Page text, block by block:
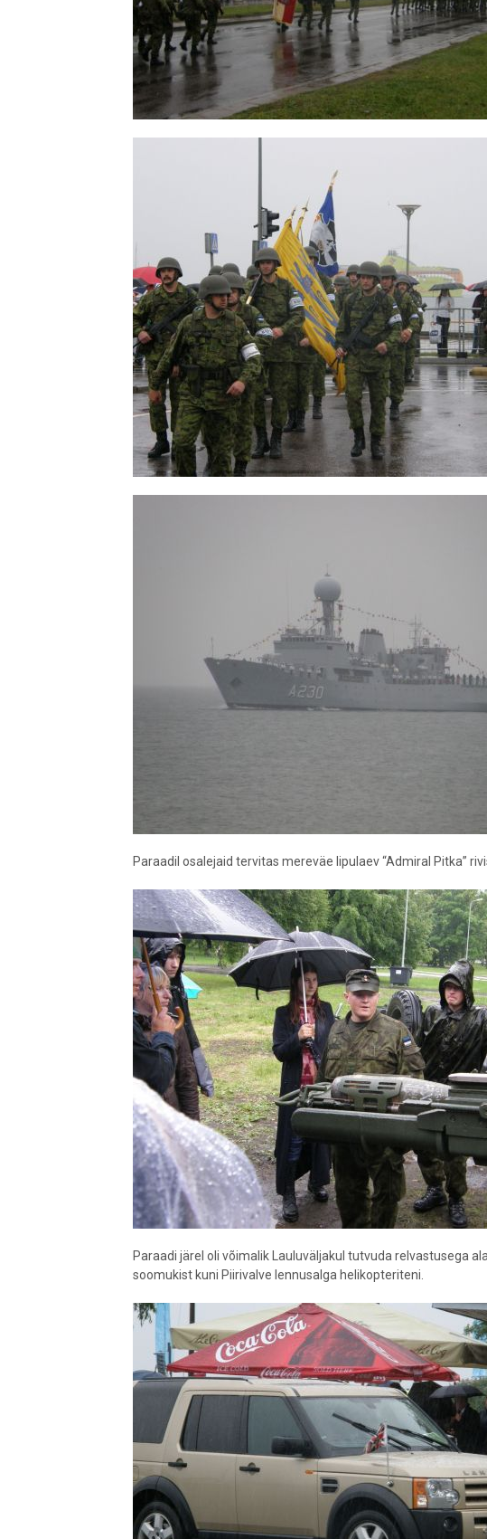
Paraadil osalejaid tervitas mereväe lipulaev “Admiral Pitka”
Paraadi järel oli võimalik Lauluväljakul tutvuda relvastusega
soomukist kuni Piirivalve lennusalga helikopteriteni.